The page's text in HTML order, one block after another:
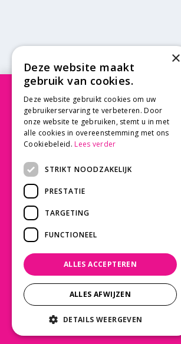
OPENINGSTIJDEN
Maandag
Dinsdag
Vrijdag
Zaterdag
WEBSHOP OPEN 24/7 365 DAGEN
DAGELIJKS VERZONDEN!
Toon alle openingstijden
×
Deze website maakt
gebruik van cookies.
Deze website gebruikt cookies om uw
gebruikerservaring te verbeteren. Door
onze website te gebruiken, stemt u in met
alle cookies in overeenstemming met ons
Cookiebeleid. Lees verder
STRIKT NOODZAKELIJK
PRESTATIE
TARGETING
FUNCTIONEEL
ALLES ACCEPTEREN
ALLES AFWIJZEN
DETAILS WEERGEVEN